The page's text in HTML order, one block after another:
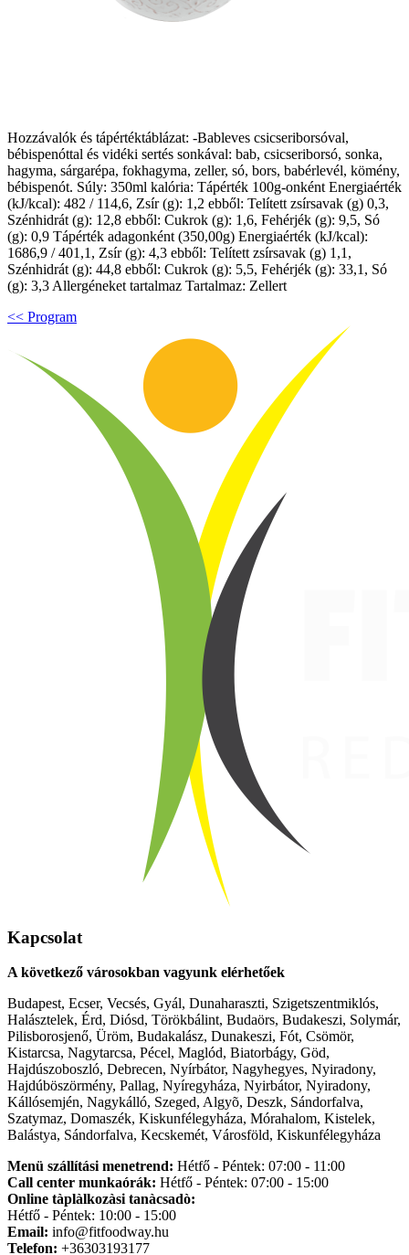
Hozzávalók és tápértéktáblázat: -Bableves csicseriborsóval,
bébispenóttal és vidéki sertés sonkával: bab, csicseriborsó, sonka,
hagyma, sárgarépa, fokhagyma, zeller, só, bors, babérlevél, kömény,
bébispenót. Súly: 350ml kalória: Tápérték 100g-onként Energiaérték
(kJ/kcal): 482 / 114,6, Zsír (g): 1,2 ebből: Telített zsírsavak (g) 0,3,
Szénhidrát (g): 12,8 ebből: Cukrok (g): 1,6, Fehérjék (g): 9,5, Só
(g): 0,9 Tápérték adagonként (350,00g) Energiaérték (kJ/kcal):
1686,9 / 401,1, Zsír (g): 4,3 ebből: Telített zsírsavak (g) 1,1,
Szénhidrát (g): 44,8 ebből: Cukrok (g): 5,5, Fehérjék (g): 33,1, Só
(g): 3,3 Allergéneket tartalmaz Tartalmaz: Zellert
<< Program
Kapcsolat
A következő városokban vagyunk elérhetőek
Budapest, Ecser, Vecsés, Gyál, Dunaharaszti, Szigetszentmiklós,
Halásztelek, Érd, Diósd, Törökbálint, Budaörs, Budakeszi, Solymár,
Pilisborosjenő, Üröm, Budakalász, Dunakeszi, Fót, Csömör,
Kistarcsa, Nagytarcsa, Pécel, Maglód, Biatorbágy, Göd,
Hajdúszoboszló, Debrecen, Nyírbátor, Nagyhegyes, Nyiradony,
Hajdúböszörmény, Pallag, Nyíregyháza, Nyirbátor, Nyiradony,
Kállósemjén, Nagykálló, Szeged, Algyõ, Deszk, Sándorfalva,
Szatymaz, Domaszék, Kiskunfélegyháza, Mórahalom, Kistelek,
Balástya, Sándorfalva, Kecskemét, Városföld, Kiskunfélegyháza
Menü szállítási menetrend: Hétfő - Péntek: 07:00 - 11:00
Call center munkaórák: Hétfő - Péntek: 07:00 - 15:00
Online tàplàlkozàsi tanàcsadò:
Hétfő - Péntek: 10:00 - 15:00
Email: info@fitfoodway.hu
Telefon: +36303193177